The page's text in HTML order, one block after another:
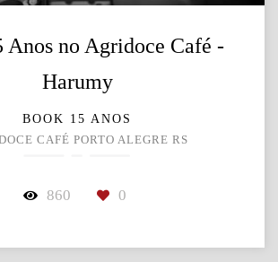
Anos no Agridoce Café -
Harumy
BOOK 15 ANOS
CAFÉ PORTO ALEGRE RS
860 0